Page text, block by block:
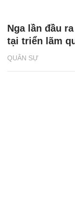
QUÂN SỰ
Nga lần đầu
tại triển lãm